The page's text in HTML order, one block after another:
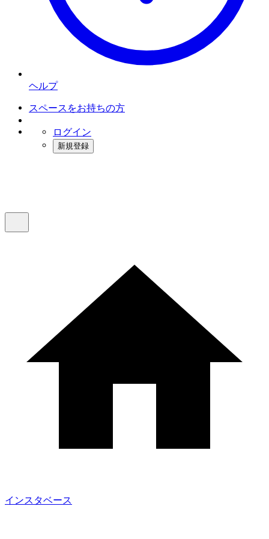
ヘルプ
スペースをお持ちの方
ログイン
新規登録
インスタベース